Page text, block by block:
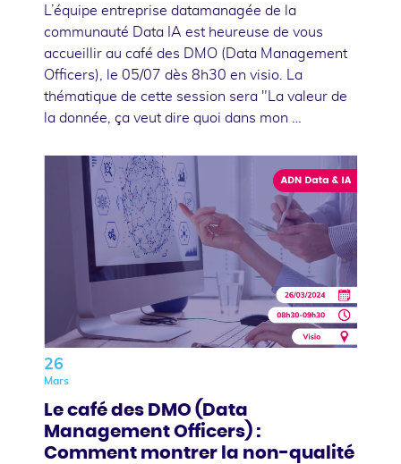
L’équipe entreprise datamanagée de la
communauté Data IA est heureuse de vous
accueillir au café des DMO (Data Management
Officers), le 05/07 dès 8h30 en visio. La
thématique de cette session sera "La valeur de
la donnée, ça veut dire quoi dans mon …
26
Mars
Le café des DMO (Data
Management Officers) :
Comment montrer la non-qualité